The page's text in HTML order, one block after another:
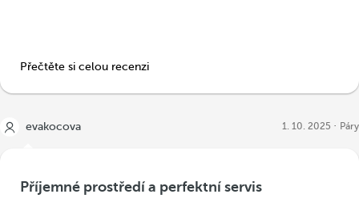
Přečtěte si celou recenzi
evakocova 1. 10. 2025 Páry
Příjemné prostředí a perfektní servis